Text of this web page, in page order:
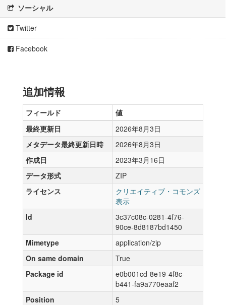
ソーシャル
Twitter
Facebook
追加情報
フィールド
値
最終更新日
2026年8月3日
メタデータ最終更新日時
2026年8月3日
作成日
2023年3月16日
データ形式
ZIP
ライセンス
クリエイティブ・コモンズ
表示
Id
3c37c08c-0281-4f76-
90ce-8d8187bd1450
Mimetype
application/zip
On same domain
True
Package id
e0b001cd-8e19-4f8c-
b441-fa9a770eaaf2
Position
5